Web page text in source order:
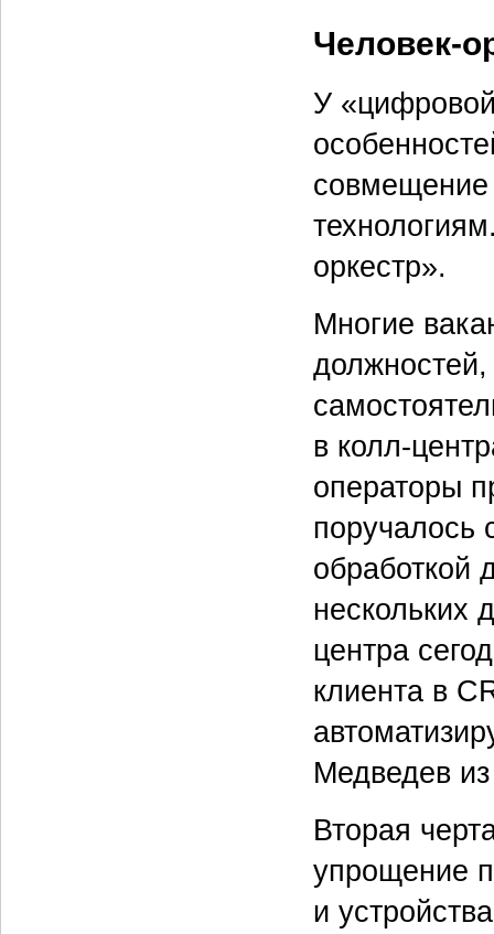
Человек-
У
совмещение
оркестр».
Многие
в колл-
операторы
поручалось
обработкой
нескольких
центра
клиента в
Медведев
Вторая
упрощение
и